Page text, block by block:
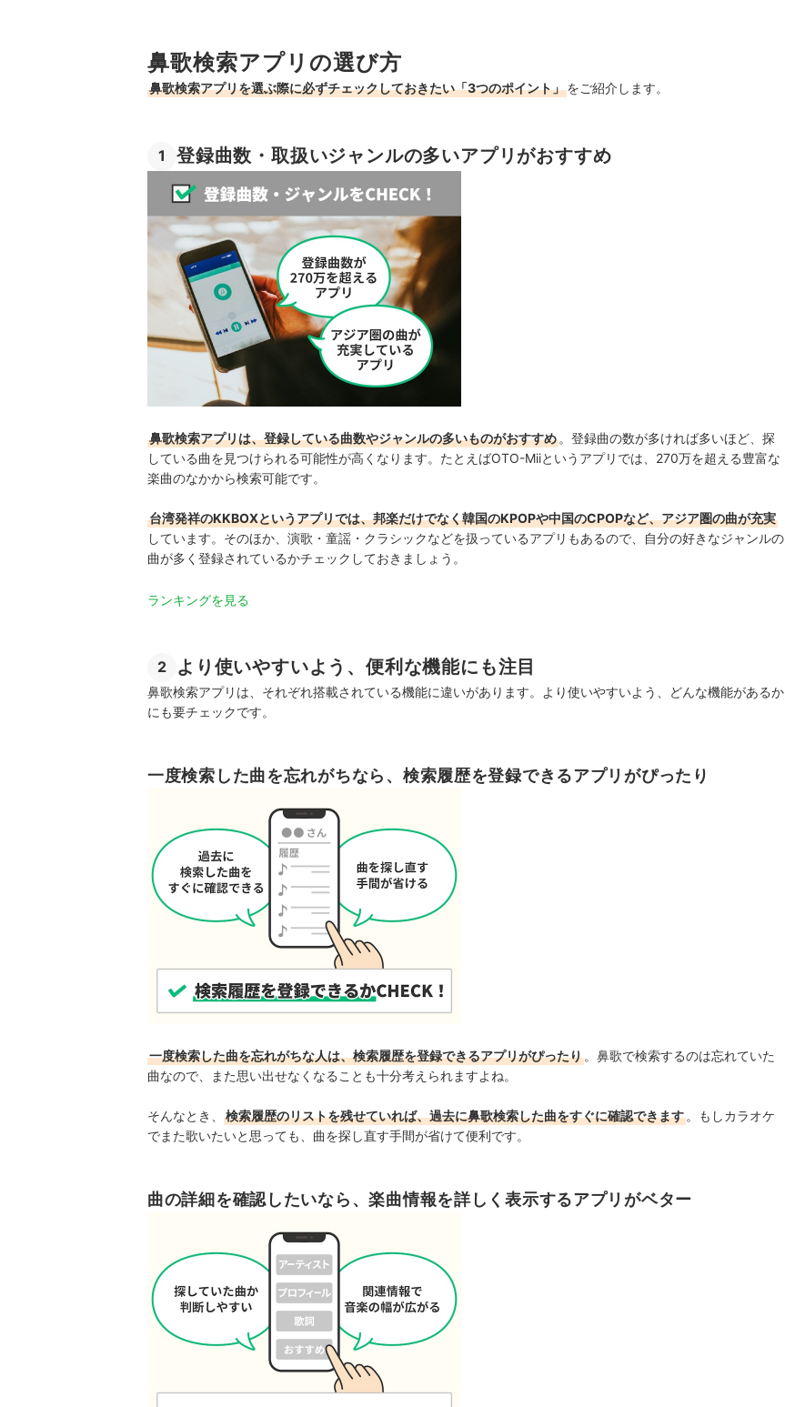
鼻歌検索アプリの選び方
鼻歌検索アプリを選ぶ際に必ずチェックしておきたい「3つのポイント」をご紹介します。
1 登録曲数・取扱いジャンルの多いアプリがおすすめ
鼻歌検索アプリは、登録している曲数やジャンルの多いものがおすすめ 。登録曲の数が多ければ多いほど、探
している曲を見つけられる可能性が高くなります。たとえばOTO-Miiというアプリでは、270万を超える豊富な
楽曲のなかから検索可能です。
台湾発祥のKKBOXというアプリでは、邦楽だけでなく韓国のKPOPや中国のCPOPなど、アジア圏の曲が充実
しています。そのほか、演歌・童謡・クラシックなどを扱っているアプリもあるので、自分の好きなジャンルの
曲が多く登録されているかチェックしておきましょう。
ランキングを見る
2 より使いやすいよう、便利な機能にも注目
鼻歌検索アプリは、それぞれ搭載されている機能に違いがあります。より使いやすいよう、どんな機能があるか
にも要チェックです。
一度検索した曲を忘れがちなら、検索履歴を登録できるアプリがぴったり
一度検索した曲を忘れがちな人は、検索履歴を登録できるアプリがぴったり 。鼻歌で検索するのは忘れていた
曲なので、また思い出せなくなることも十分考えられますよね。
そんなとき、 検索履歴のリストを残せていれば、過去に鼻歌検索した曲をすぐに確認できます 。もしカラオケ
でまた歌いたいと思っても、曲を探し直す手間が省けて便利です。
曲の詳細を確認したいなら、楽曲情報を詳しく表示するアプリがベター